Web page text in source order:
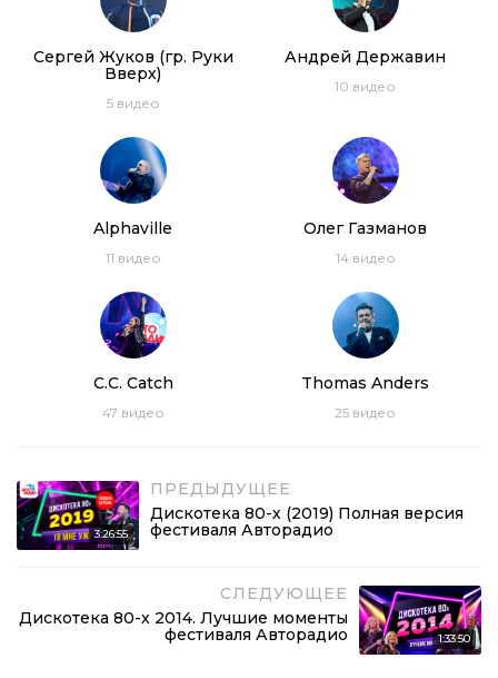
Сергей Жуков (гр. Руки
Вверх)
5видео
Андрей Державин
10 видео
Alphaville
11 видео
Олег Газманов
14видео
C.C. Catch
47 видео
Thomas Anders
25 видео
3:26:55
ПРЕДЫДУЩЕЕ
Дискотека 80-х (2019) Полная версия
фестиваля Авторадио
СЛЕДУЮЩЕЕ
Дискотека 80-х 2014. Лучшие моменты
фестиваля Авторадио
1:33:50